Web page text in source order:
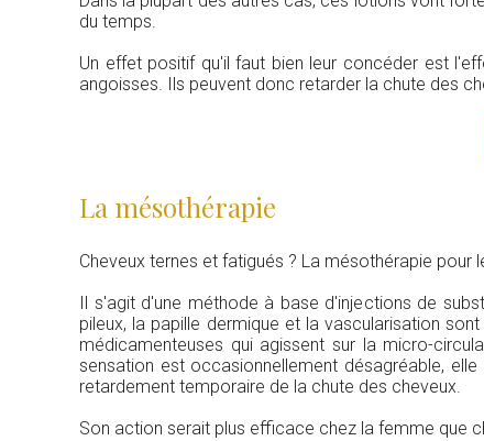
du temps.
Un effet positif qu'il faut bien leur concéder est
angoisses. Ils peuvent donc retarder la chute des
La mésothérapie
Cheveux ternes et fatigués ? La mésothérapie pour
Il s'agit d'une méthode à base d'injections de
pileux, la papille dermique et la vascularisation
médicamenteuses qui agissent sur la micro-
sensation est occasionnellement désagréable,
retardement temporaire de la chute des cheveux.
Son action serait plus efficace chez la femme que